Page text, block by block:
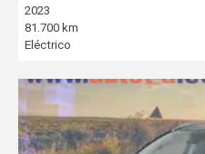
2023
81.700 km
Eléctrico